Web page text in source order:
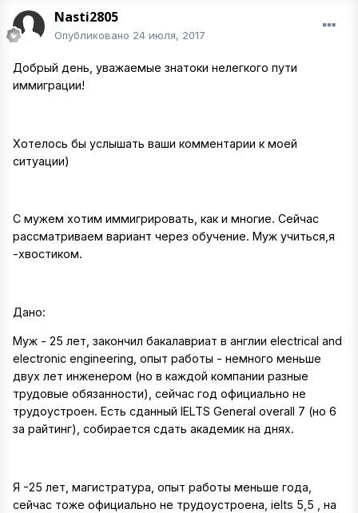
Nasti2805
Опубликовано 24 июля, 2017
Добрый день, уважаемые знатоки нелегкого пути
иммиграции!
Хотелось бы услышать ваши комментарии к моей
ситуации)
С мужем хотим иммигрировать, как и многие. Сейчас
рассматриваем вариант через обучение. Муж учиться,я
-хвостиком.
Дано:
Муж - 25 лет, закончил бакалавриат в англии electrical and
electronic engineering, опыт работы - немного меньше
двух лет инженером (но в каждой компании разные
трудовые обязанности), сейчас год официально не
трудоустроен. Есть сданный IELTS General overall 7 (но 6
за райтинг), собирается сдать академик на днях.
Я -25 лет, магистратура, опыт работы меньше года,
сейчас тоже официально не трудоустроена, ielts 5,5 , на